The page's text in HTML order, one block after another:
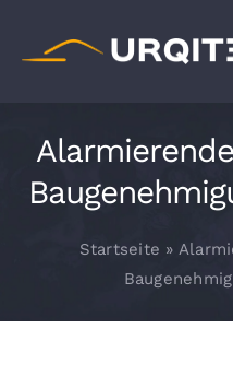
Inhalt
FAQ
Blog
Haus
Startseite »